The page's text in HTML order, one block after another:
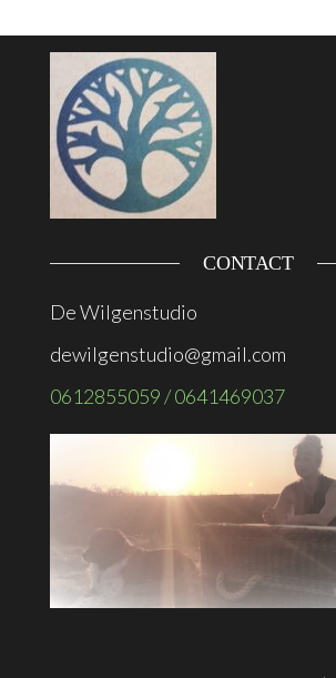
CONTACT
De Wilgenstudio
dewilgenstudio@gmail.com
0612855059 / 0641469037